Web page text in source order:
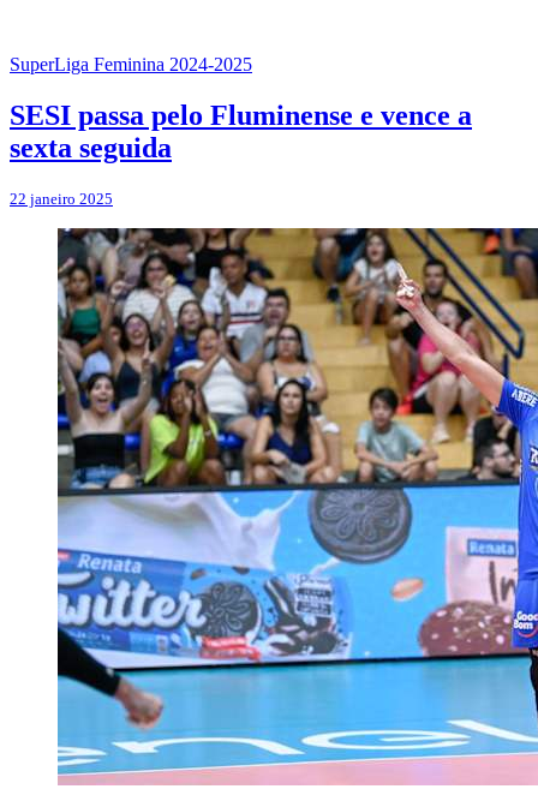
SuperLiga Feminina 2024-2025
SESI passa pelo Fluminense e vence a
sexta seguida
22 janeiro 2025